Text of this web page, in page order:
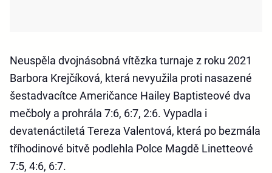
Neuspěla dvojnásobná vítězka turnaje z roku 2021
Barbora Krejčíková, která nevyužila proti nasazené
šestadvacítce Američance Hailey Baptisteové dva
mečboly a prohrála 7:6, 6:7, 2:6. Vypadla i
devatenáctiletá Tereza Valentová, která po bezmála
tříhodinové bitvě podlehla Polce Magdě Linetteové
7:5, 4:6, 6:7.